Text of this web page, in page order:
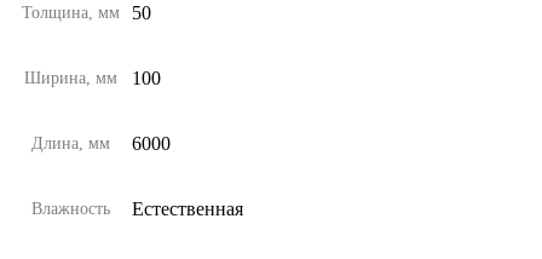
Толщина, мм 50
Ширина, мм 100
Длина, мм 6000
Влажность Естественная